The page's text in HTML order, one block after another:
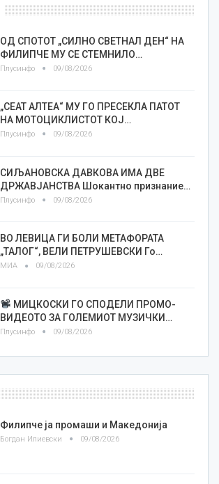
ОД СПОТОТ „СИЛНО СВЕТНАЛ ДЕН“ НА
ФИЛИПЧЕ МУ СЕ СТЕМНИЛО…
Плусинфо 09/08/2026
„СЕАТ АЛТЕА“ МУ ГО ПРЕСЕКЛА ПАТОТ
НА МОТОЦИКЛИСТОТ КОЈ…
Плусинфо 09/08/2026
СИЉАНОВСКА ДАВКОВА ИМА ДВЕ
ДРЖАВЈАНСТВА Шокантно признание…
Плусинфо 09/08/2026
ВО ЛЕВИЦА ГИ БОЛИ МЕТАФОРАТА
„ТАЛОГ“, ВЕЛИ ПЕТРУШЕВСКИ Го…
МИА 09/08/2026
МИЦКОСКИ ГО СПОДЕЛИ ПРОМО-
ВИДЕОТО ЗА ГОЛЕМИОТ МУЗИЧКИ…
Плусинфо 09/08/2026
Филипче ја промаши и Македонија
Богдан Илиевски 09/08/2026